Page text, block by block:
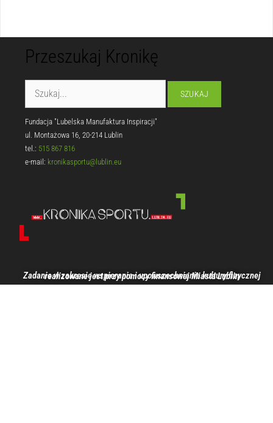
Przeszukaj Kronikę
Fundacja "Lubelska Manufaktura Inspiracji"
ul. Montażowa 16, 20-214 Lublin
tel.: 515 867 816
e-mail: kronikasportu@lublin.eu
Zadanie w zakresie wspierania i upowszechniania kultury fizycznej realizowane jest przy pomocy finansowej Miasta Lublin